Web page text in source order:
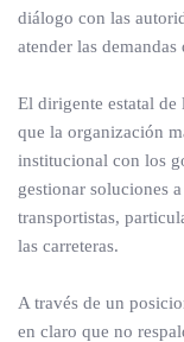
diálogo con las
atender las demandas
El dirigente estatal
que la organización
institucional con los
gestionar soluciones
transportistas,
las carreteras.
A través de un
en claro que no